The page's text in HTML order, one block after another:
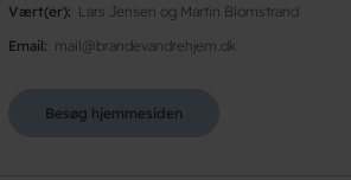
Vært(er)
Lars Jensen og Martin Blomstrand
Email
mail@brandevandrehjem.dk
Besøg hjemmesiden